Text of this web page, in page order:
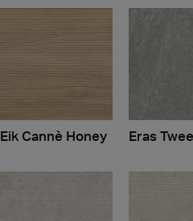
Eik Cannè Honey Eras